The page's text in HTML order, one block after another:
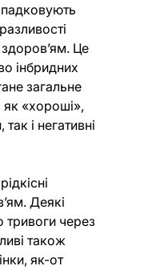
Це
інбридних
загальне
як «хороші»,
і негативні
Деякі
тривоги через
також
як-от